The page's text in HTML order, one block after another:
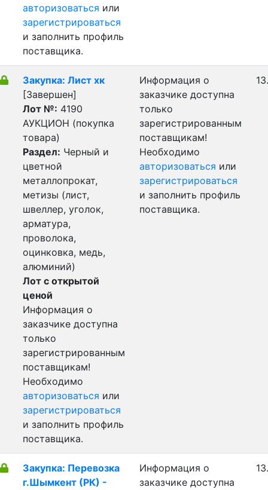
авторизоваться или
зарегистрироваться
и заполнить профиль
поставщика.
Закупка: Лист хк
[Завершен]
Лот №: 4190
АУКЦИОН (покупка
товара)
Раздел: Черный и
цветной
металлопрокат,
метизы (лист,
швеллер, уголок,
арматура,
проволока,
оцинковка, медь,
алюминий)
Лот с открытой
ценой
Информация о
заказчике доступна
только
зарегистрированным
поставщикам!
Необходимо
авторизоваться или
зарегистрироваться
и заполнить профиль
поставщика.
Информация о
заказчике доступна
только
зарегистрированным
поставщикам!
Необходимо
авторизоваться или
зарегистрироваться
и заполнить профиль
поставщика.
Закупка: Перевозка
г.Шымкент (РК) -
Информация о
заказчике доступна